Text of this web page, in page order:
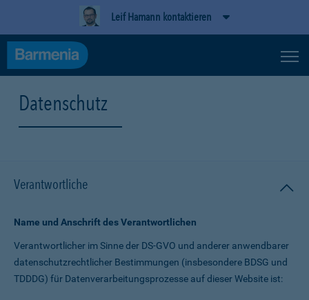
Leif Hamann kontaktieren
Datenschutz
Verantwortliche
Name und Anschrift des Verantwortlichen
Verantwortlicher im Sinne der DS-GVO und anderer anwendbarer
datenschutz­rechtlicher Bestimmungen (insbesondere BDSG und
TDDDG) für Daten­verarbeitungs­prozesse auf dieser Website ist: